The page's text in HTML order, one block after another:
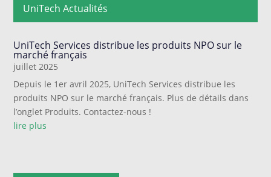
UniTech Actualités
UniTech Services distribue les produits NPO sur le
marché français
juillet 2025
Depuis le 1er avril 2025, UniTech Services distribue les
produits NPO sur le marché français. Plus de détails dans
l’onglet Produits. Contactez-nous !
lire plus